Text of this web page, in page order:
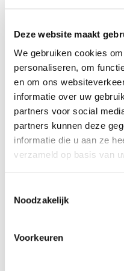
Deze website maakt
We gebruiken cookies
personaliseren, om
en om ons
informatie over uw
partners voor social
partners kunnen deze
informatie die u aan ze
verzameld op basis van
Noodzakelijk
Voorkeuren
probeert het team van
je hebt een groep van